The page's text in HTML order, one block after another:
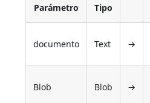
Parámetro Tipo
documento Text →
Blob Blob →